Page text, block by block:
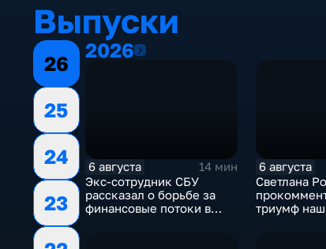
Выпуски
26
25
24
23
20262026
6 августа
14 мин
Экс-сотрудник СБУ
рассказал о борьбе за
финансовые потоки в
6 августа
Светлана
триумф